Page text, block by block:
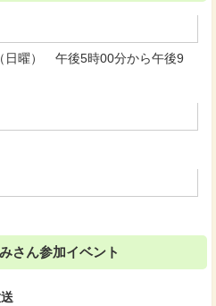
日曜） 午後5時00分から午後9
さん参加イベント